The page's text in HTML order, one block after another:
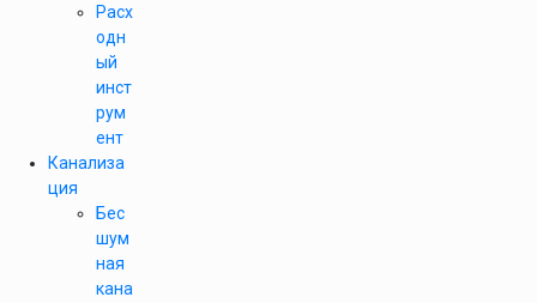
Расх
одн
ый
инст
рум
ент
Канализа
ция
Бес
шум
ная
кана